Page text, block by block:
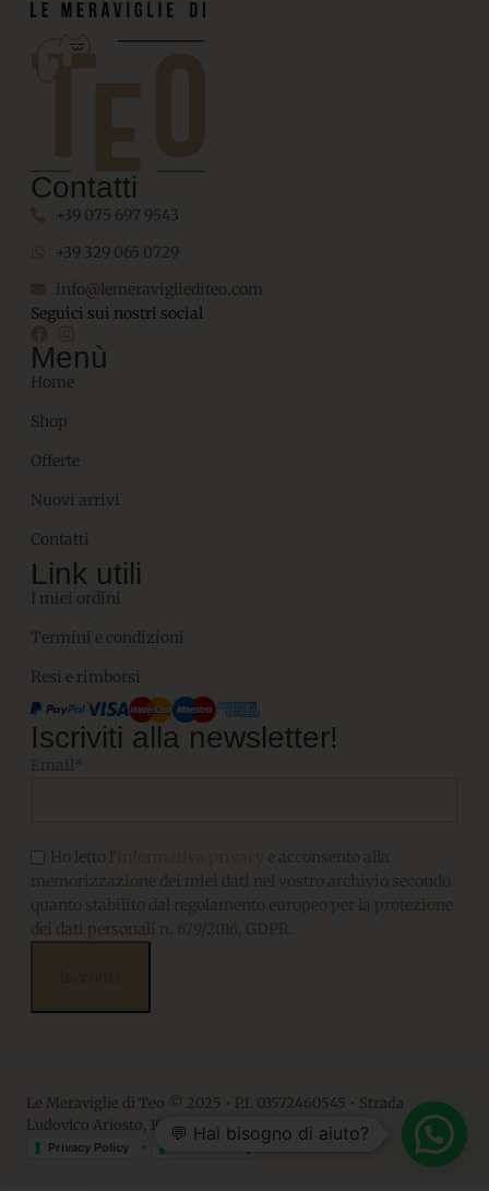
Contatti
+39 075 697 9543
+39 329 065 0729
info@lemeravigliediteo.com
Seguici sui nostri social
Menù
Home
Shop
Offerte
Nuovi arrivi
Contatti
Link utili
I miei ordini
Termini e condizioni
Resi e rimborsi
Iscriviti alla newsletter!
Le Meraviglie di Teo © 2025 • P.I. 03572460545 • Strada
Ludovico Ariosto, 10 • 06063, Magione PG
Privacy Policy •
💬 Hai bisogno di aiuto?